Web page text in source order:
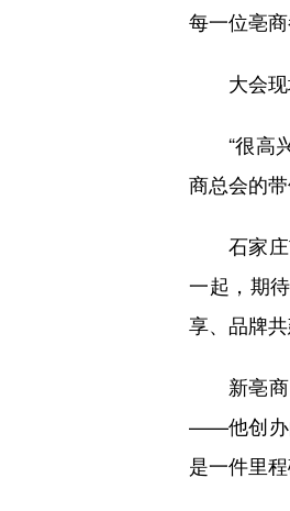
每一位亳
大会现
“很高兴
商总会的
石家庄
一起，期
享、品牌共
新亳商
——他创办
是一件里